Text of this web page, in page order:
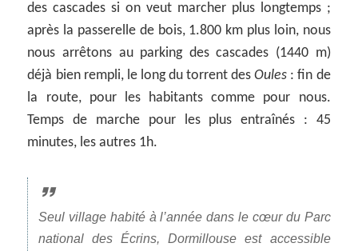
des cascades si on veut marcher plus longtemps ;
après la passerelle de bois, 1.800 km plus loin, nous
nous arrêtons au parking des cascades (1440 m)
déjà bien rempli, le long du torrent desOules : fin de
la route, pour les habitants comme pour nous.
Temps de marche pour les plus entraînés : 45
minutes, les autres 1h.
Seul village habité à l’année dans le cœur du Parc
national des Écrins, Dormillouse est accessible